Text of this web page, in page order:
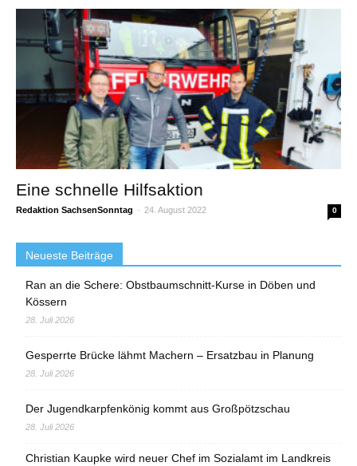
Eine schnelle Hilfsaktion
Redaktion SachsenSonntag - 24. August 2022 0
Neueste Beiträge
Ran an die Schere: Obstbaumschnitt-Kurse in Döben und
Kössern
28. Juli 2026
Gesperrte Brücke lähmt Machern – Ersatzbau in Planung
28. Juli 2026
Der Jugendkarpfenkönig kommt aus Großpötzschau
28. Juli 2026
Christian Kaupke wird neuer Chef im Sozialamt im Landkreis